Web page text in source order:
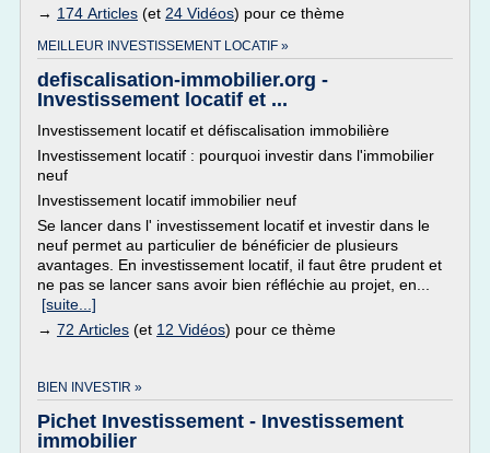
→ 174 Articles (et 24 Vidéos) pour ce thème
MEILLEUR INVESTISSEMENT LOCATIF »
defiscalisation-immobilier.org -
Investissement locatif et ...
Investissement locatif et défiscalisation immobilière
Investissement locatif : pourquoi investir dans l'immobilier
neuf
Investissement locatif immobilier neuf
Se lancer dans l' investissement locatif et investir dans le
neuf permet au particulier de bénéficier de plusieurs
avantages. En investissement locatif, il faut être prudent et
ne pas se lancer sans avoir bien réfléchie au projet, en...
[suite...]
→ 72 Articles (et 12 Vidéos) pour ce thème
BIEN INVESTIR »
Pichet Investissement - Investissement
immobilier